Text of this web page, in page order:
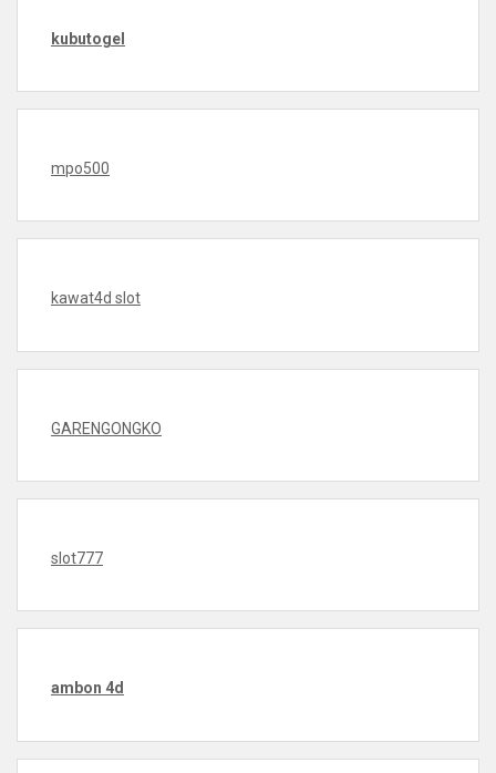
kubutogel
mpo500
kawat4d slot
GARENGONGKO
slot777
ambon 4d